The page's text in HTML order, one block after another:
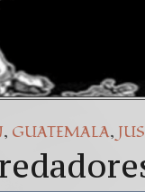
, GUATEMALA,